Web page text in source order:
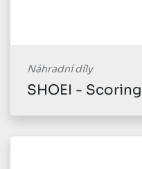
Náhradní díly
SHOEI -